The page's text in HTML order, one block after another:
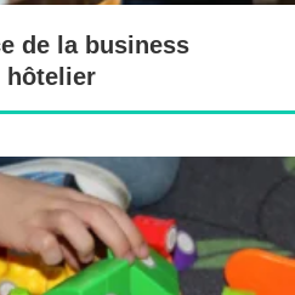
de la business
hôtelier